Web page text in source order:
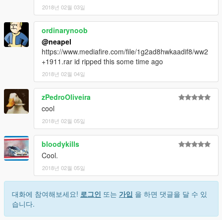
2018년 02월 03일
ordinarynoob
@neapel
https://www.mediafire.com/file/1g2ad8hwkaadif8/ww2
+1911.rar id ripped this some time ago
2018년 02월 04일
zPedroOliveira
cool
2018년 02월 05일
bloodykills
Cool.
2018년 02월 05일
대화에 참여해보세요! 로그인 또는 가입 을 하면 댓글을 달 수 있
습니다.